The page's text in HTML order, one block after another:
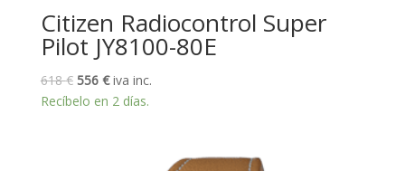
Citizen Radiocontrol Super
Pilot JY8100-80E
618€ El
precio
556 €El
precio
iva inc.
Recíbelo en 2 días.